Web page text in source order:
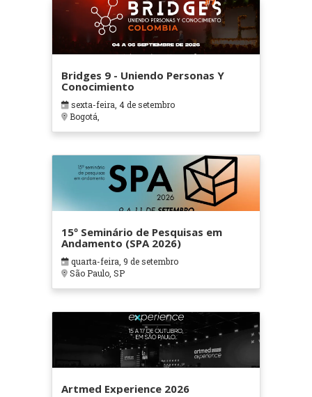
Bridges 9 - Uniendo Personas Y
Conocimiento
sexta-feira, 4 de setembro
Bogotá,
15º Seminário de Pesquisas em
Andamento (SPA 2026)
quarta-feira, 9 de setembro
São Paulo, SP
Artmed Experience 2026